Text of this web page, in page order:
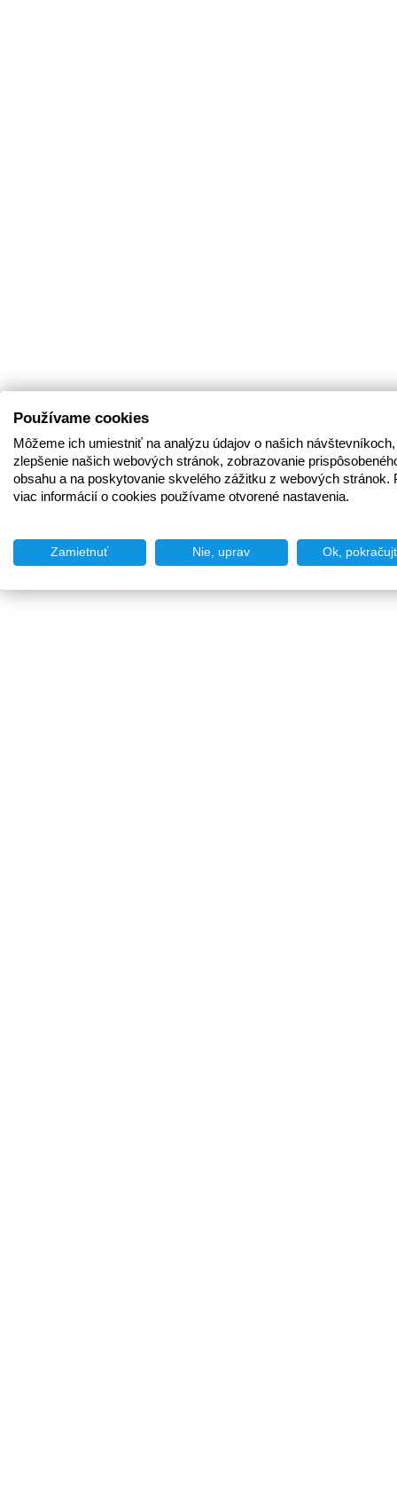
Používame cookies
Môžeme ich umiestniť na analýzu údajov o našich
zlepšenie našich webových stránok, zobrazovanie
obsahu a na poskytovanie skvelého zážitku z webových stránok.
viac informácií o cookies používame otvorené nastavenia.
Zamietnuť Nie, uprav Ok,